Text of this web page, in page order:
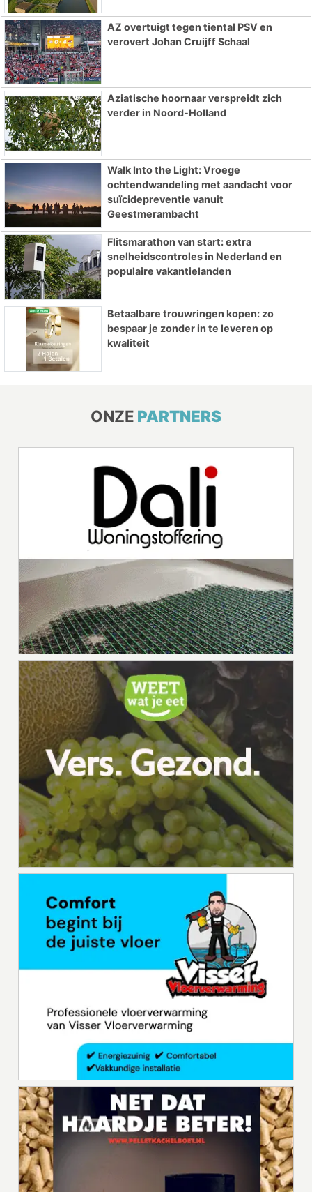
AZ overtuigt tegen tiental PSV en
verovert Johan Cruijff Schaal
Aziatische hoornaar verspreidt zich
verder in Noord-Holland
Walk Into the Light: Vroege
ochtendwandeling met aandacht voor
suïcidepreventie vanuit
Geestmerambacht
Flitsmarathon van start: extra
snelheidscontroles in Nederland en
populaire vakantielanden
Betaalbare trouwringen kopen: zo
bespaar je zonder in te leveren op
kwaliteit
ONZE PARTNERS